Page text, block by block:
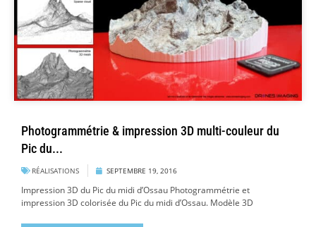
Photogrammétrie & impression 3D multi-couleur du
Pic du...
RÉALISATIONS SEPTEMBRE 19, 2016
Impression 3D du Pic du midi d’Ossau Photogrammétrie et
impression 3D colorisée du Pic du midi d’Ossau. Modèle 3D